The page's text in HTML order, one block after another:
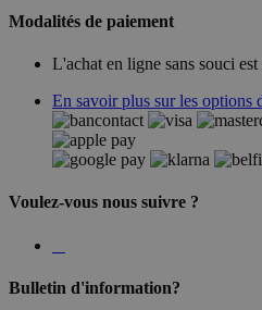
Modalités de paiement
L'achat en ligne sans souci
En savoir plus sur les options
Voulez-vous nous suivre ?
Bulletin d'information?